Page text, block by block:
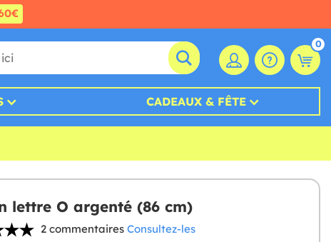
0
CADEAUX & FÊTE
lettre O argenté (86 cm)
2 commentaires Consultez-les